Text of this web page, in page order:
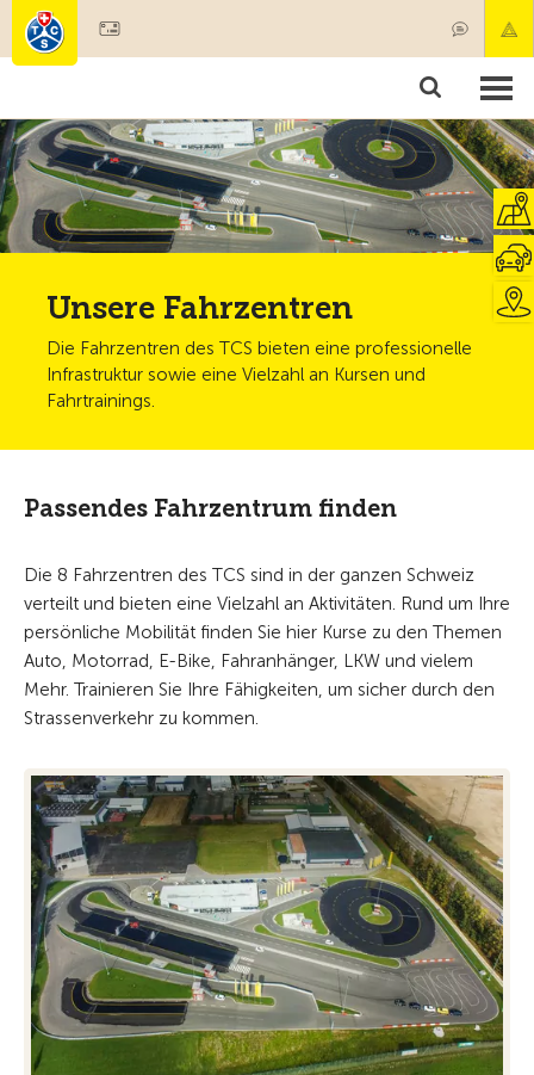
Produkte & Angebote
Unsere Fahrzentren
Die Fahrzentren des TCS bieten eine professionelle
Infrastruktur sowie eine Vielzahl an Kursen und
Fahrtrainings.
Passendes Fahrzentrum finden
Die 8 Fahrzentren des TCS sind in der ganzen Schweiz
verteilt und bieten eine Vielzahl an Aktivitäten. Rund um Ihre
persönliche Mobilität finden Sie hier Kurse zu den Themen
Auto, Motorrad, E-Bike, Fahranhänger, LKW und vielem
Mehr. Trainieren Sie Ihre Fähigkeiten, um sicher durch den
Strassenverkehr zu kommen.